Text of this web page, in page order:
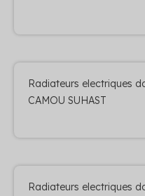
Radiateurs electriques
CAMOU SUHAST
Radiateurs electriques